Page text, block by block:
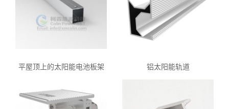
平屋顶上的太阳能电池板架 铝太阳能轨道